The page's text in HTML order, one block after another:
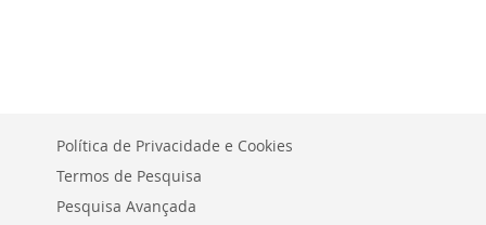
Política de Privacidade e Cookies
Termos de Pesquisa
Pesquisa Avançada